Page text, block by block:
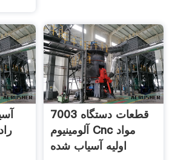
قطعات دستگاه 7003
آلومینیوم Cnc مواد
اولیه آسیاب شده